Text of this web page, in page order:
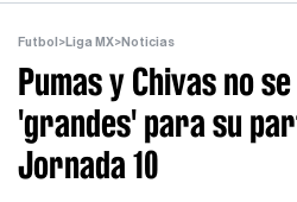
Futbol >Liga MX>Noticias
Pumas y Chivas no
'grandes' para su
Jornada 10